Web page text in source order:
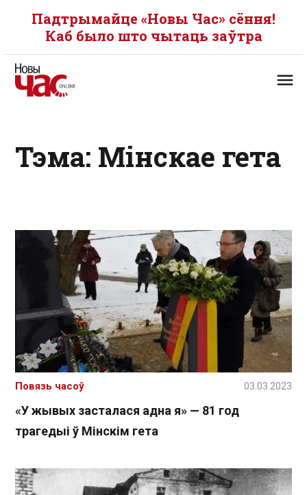
Падтрымайце «Новы Час» сёння!
Каб было што чытаць заўтра
Тэма: Мінскае гета
«У жывых засталася адна я» — 81 год
трагедыі ў Мінскім гета
Повязь часоў 03.03.2023